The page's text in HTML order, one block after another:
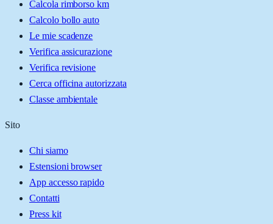
Calcola rimborso km
Calcolo bollo auto
Le mie scadenze
Verifica assicurazione
Verifica revisione
Cerca officina autorizzata
Classe ambientale
Sito
Chi siamo
Estensioni browser
App accesso rapido
Contatti
Press kit